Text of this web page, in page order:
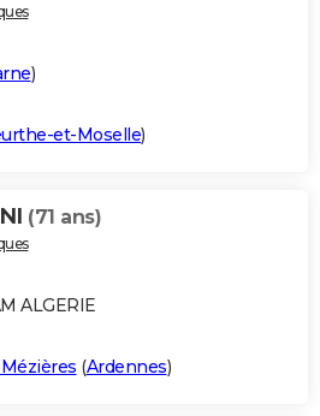
)
et-Moselle)
(71 ans)
ALGERIE
(Ardennes)